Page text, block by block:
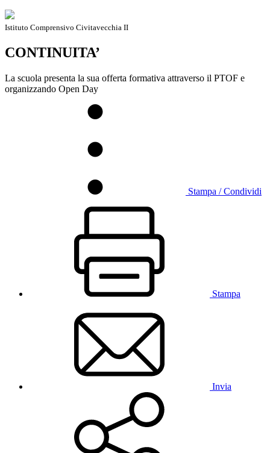
Istituto Comprensivo Civitavecchia II
CONTINUITA’
La scuola presenta la sua offerta formativa attraverso il PTOF e
organizzando Open Day
Stampa / Condividi
Stampa
Invia